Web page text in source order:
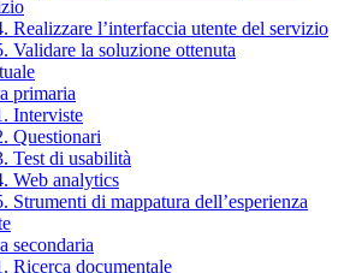
Realizzare l’interfaccia utente del servizio
Validare la soluzione ottenuta
primaria
Interviste
Questionari
Test di usabilità
Web analytics
Strumenti di mappatura dell’esperienza
secondaria
Ricerca documentale